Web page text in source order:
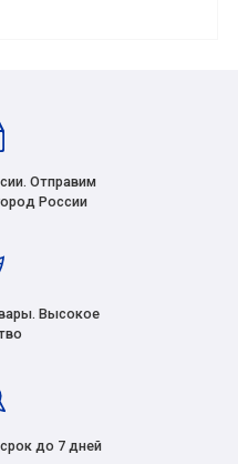
Отправим
России
Высокое
до 7 дней